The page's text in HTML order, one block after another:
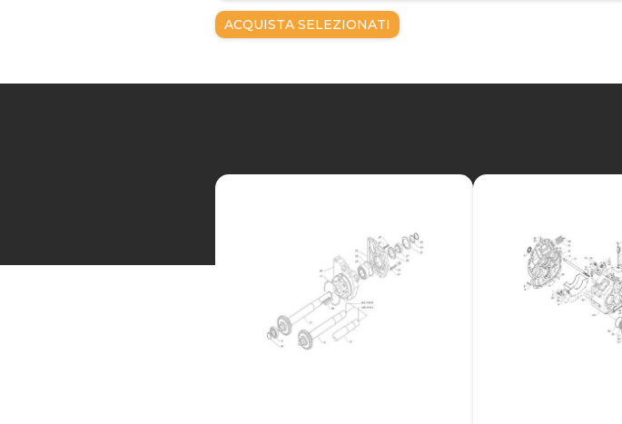
ACQUISTA SELEZIONATI